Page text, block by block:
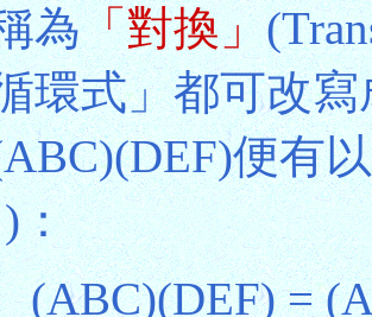
為「對換」
環式」都可改
便有
：
(ABC)(DEF) =